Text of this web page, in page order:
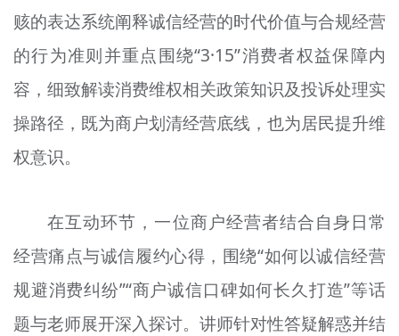
赅的表达系统阐释诚信经营的时代价值与合规经营
的行为准则并重点围绕“3·15”消费者权益保障内
容，细致解读消费维权相关政策知识及投诉处理实
操路径，既为商户划清经营底线，也为居民提升维
权意识。
在互动环节，一位商户经营者结合自身日常
经营痛点与诚信履约心得，围绕“如何以诚信经营
规避消费纠纷”“商户诚信口碑如何长久打造”等话
题与老师展开深入探讨。讲师针对性答疑解惑并结